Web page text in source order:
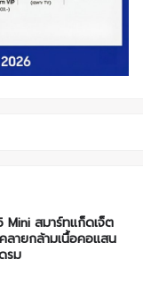
Mini สมาร์ทแก็ดเจ็ต
ายกล้ามเนื้อคอแสน
รม